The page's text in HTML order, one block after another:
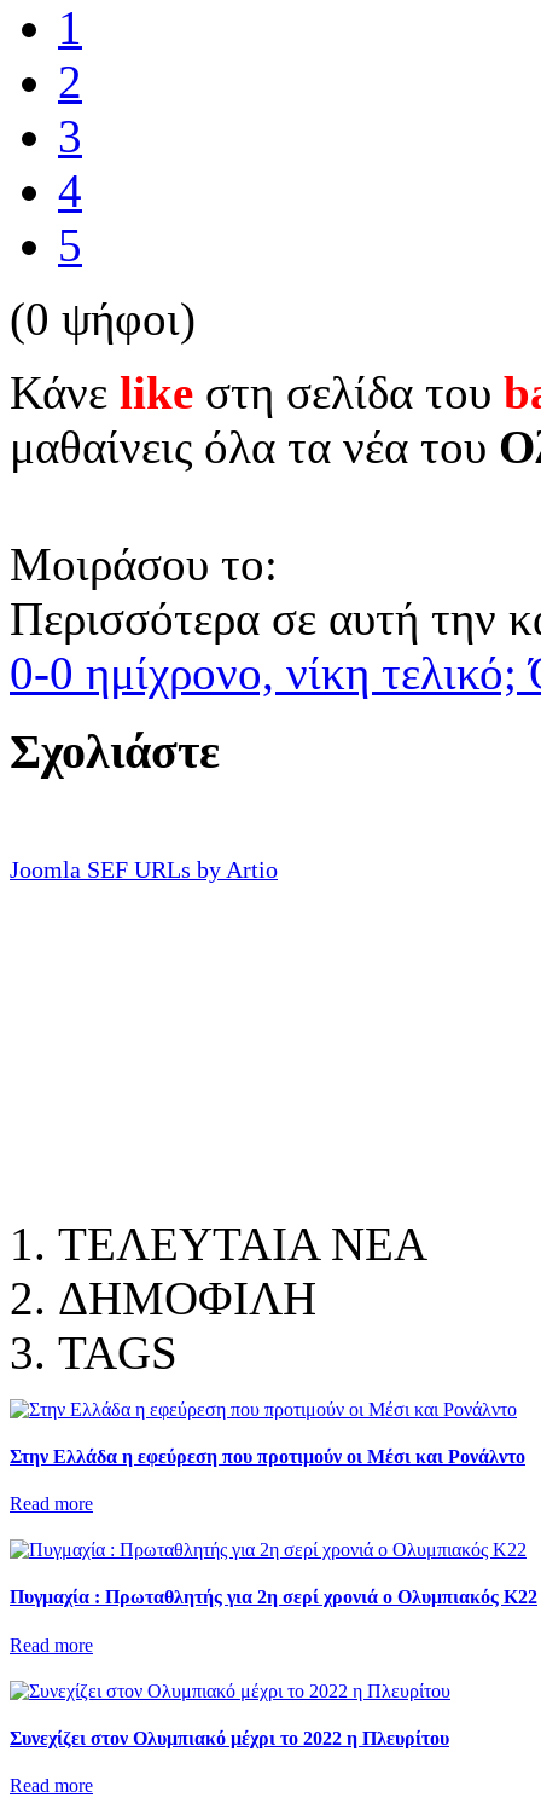
1
2
3
4
5
(0 ψήφοι)
Κάνε like στη σελίδα του
μαθαίνεις όλα τα νέα του
Μοιράσου το:
Περισσότερα σε αυτή την
0-0 ημίχρονο, νίκη
Σχολιάστε
Joomla SEF URLs by Artio
ΤΕΛΕΥΤΑΙΑ ΝΕΑ
ΔΗΜΟΦΙΛΗ
TAGS
Στην Ελλάδα η εφεύρεση που προτιμούν οι Μέσι και Ρονάλντο
Read more
Πυγμαχία : Πρωταθλητής για 2η σερί χρονιά ο Ολυμπιακός Κ22
Read more
Συνεχίζει στον Ολυμπιακό μέχρι το 2022 η Πλευρίτου
Read more